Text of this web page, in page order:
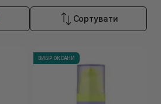
Сортувати
ВИБІР ОКСАНИ